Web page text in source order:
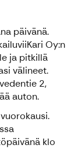
päivänä.
Oy:n
ja pitkillä
välineet.
2,
auton.
klo